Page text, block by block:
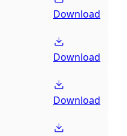
Download
Download
Download